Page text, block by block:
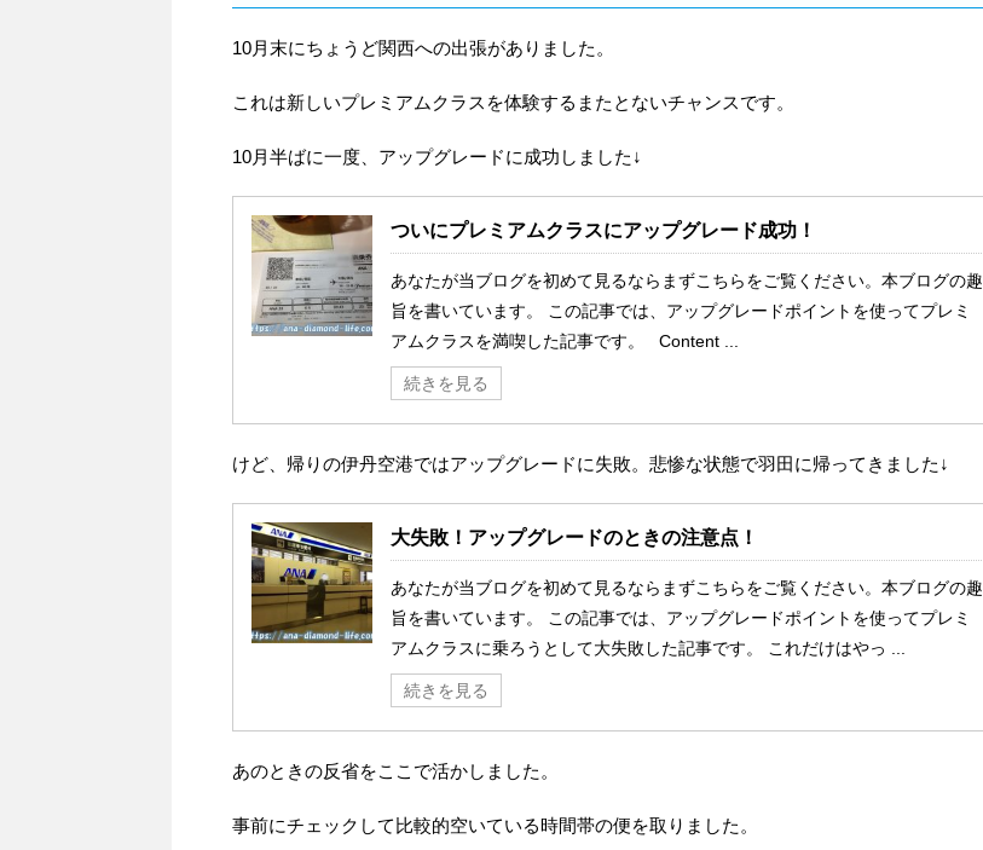
10月末にちょうど関西への出張がありました。
これは新しいプレミアムクラスを体験するまたとないチャンスです。
10月半ばに一度、アップグレードに成功しました↓
ついにプレミアムクラスにアップグレード成功！
あなたが当ブログを初めて見るならまずこちらをご覧ください。本ブログの趣
旨を書いています。 この記事では、アップグレードポイントを使ってプレミ
アムクラスを満喫した記事です。 Content ...
続きを見る
けど、帰りの伊丹空港ではアップグレードに失敗。悲惨な状態で羽田に帰ってきました↓
大失敗！アップグレードのときの注意点！
あなたが当ブログを初めて見るならまずこちらをご覧ください。本ブログの趣
旨を書いています。 この記事では、アップグレードポイントを使ってプレミ
アムクラスに乗ろうとして大失敗した記事です。 これだけはやっ ...
続きを見る
あのときの反省をここで活かしました。
事前にチェックして比較的空いている時間帯の便を取りました。